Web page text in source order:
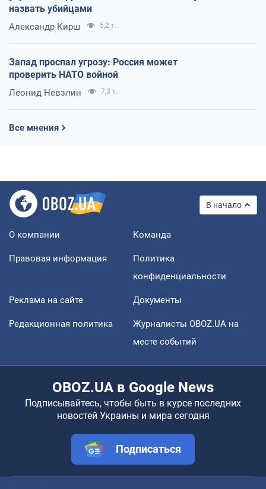
назвать убийцами
Александр Кирш 5,2 т.
Запад проспал угрозу: Россия может
проверить НАТО войной
Леонид Невзлин 7,3 т.
Все мнения
В начало
О компании Команда
Правовая информация
Политика
конфиденциальности
Реклама на сайте Документы
Редакционная политика
Журналисты OBOZ.UA на
месте событий
OBOZ.UA в Google News
Подписывайтесь, чтобы быть в курсе последних
новостей Украины и мира сегодня
Подписаться